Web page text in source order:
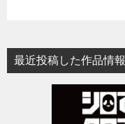
最近投稿した作品情報